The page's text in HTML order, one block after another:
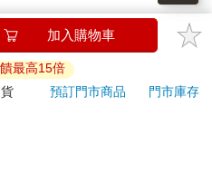
。
了塑膠人偶的頭。
如接獲電話要求您前往
以免受騙上當！
退回商品須為全新狀態**
加入購物車
最高15倍
貨 預訂門市商品
門市庫存